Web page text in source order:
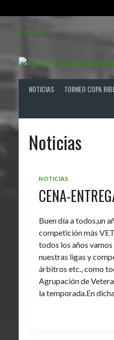
Acceder
NOTICIAS TORNEO COPA
Noticias
NOTICIAS
CENA-
Buen día a todos,un
competición más
todos los años
nuestras ligas y
árbitros etc., como
Agrupación de
la temporada.En